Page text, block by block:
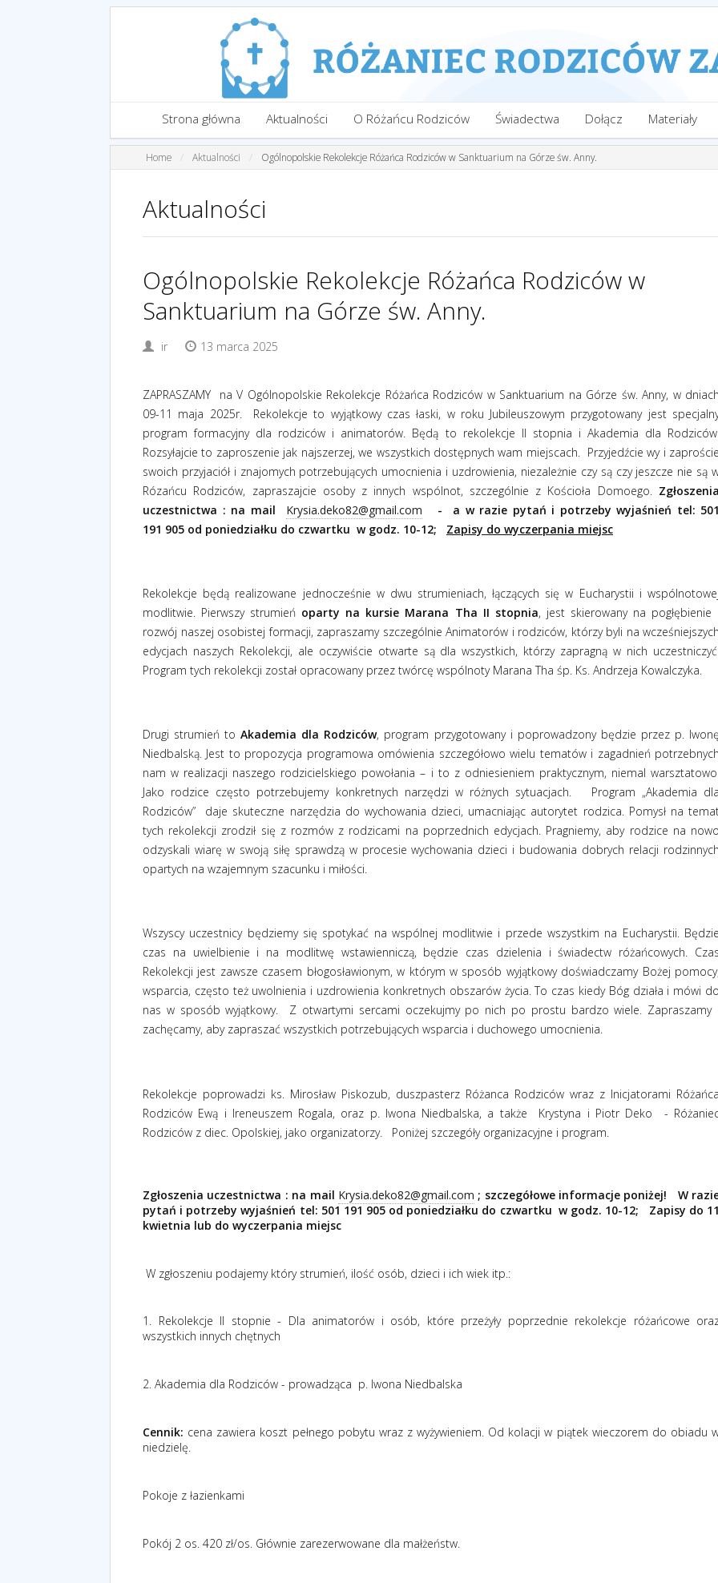
Strona główna Aktualności O Różańcu Rodziców Świadectwa Dołącz Materiały
Home Aktualności Ogólnopolskie Rekolekcje Różańca Rodziców w Sanktuarium na Górze św. Anny.
Aktualności
Ogólnopolskie Rekolekcje Różańca Rodziców w
Sanktuarium na Górze św. Anny.
ir 13 marca 2025
ZAPRASZAMY
na V Ogólnopolskie Rekolekcje Różańca Rodziców w Sanktuarium na Górze św. Anny, w
09-11 maja 2025r.
Rekolekcje to wyjątkowy czas łaski, w roku Jubileuszowym przygotowany jest
program formacyjny dla rodziców i animatorów. Będą to rekolekcje II stopnia i Akademia dla
Rozsyłajcie to zaproszenie jak najszerzej, we wszystkich dostępnych wam miejscach. Przyjedźcie wy i
swoich przyjaciół i znajomych potrzebujących umocnienia i uzdrowienia, niezależnie czy są czy jeszcze nie są
Rózańcu Rodziców, zapraszajcie osoby z innych wspólnot, szczególnie z Kościoła Domoego.
uczestnictwa : na mail Krysia.deko82@gmail.com - a wrazie pytań i potrzeby wyjaśnień tel:
191 905 od poniedziałku do czwartku w godz. 10-12; Zapisy do wyczerpania miejsc
Rekolekcje będą realizowane jednocześnie w dwu strumieniach, łączących się w Eucharystii i
modlitwie. Pierwszy strumień oparty na kursie Marana Tha II stopnia, jest skierowany na pogłębienie
rozwój naszej osobistej formacji, zapraszamy szczególnie Animatorów i rodziców, którzy byli na
edycjach naszych Rekolekcji, ale oczywiście otwarte są dla wszystkich, którzy zapragną w nich
Program tych rekolekcji został opracowany przez twórcę wspólnoty Marana Tha śp. Ks. Andrzeja Kowalczyka.
Drugi strumień toAkademia dla Rodziców, program przygotowany i poprowadzony będzie przez p.
Niedbalską. Jest to propozycja programowa omówienia szczegółowo wielu tematów i zagadnień
nam w realizacji naszego rodzicielskiego powołania – i to z odniesieniem praktycznym, niemal
Jako rodzice często potrzebujemy konkretnych narzędzi w różnych sytuacjach.
Program „Akademia
Rodziców”
daje skuteczne narzędzia do wychowania dzieci, umacniając autorytet rodzica. Pomysł na
tych rekolekcji zrodził się z rozmów z rodzicami na poprzednich edycjach. Pragniemy, aby rodzice na
odzyskali wiarę w swoją siłę sprawdzą w procesie wychowania dzieci i budowania dobrych relacji
opartych na wzajemnym szacunku i miłości.
Wszyscy uczestnicy będziemy się spotykać na wspólnej modlitwie i przede wszystkim na Eucharystii.
czas na uwielbienie i na modlitwę wstawienniczą, będzie czas dzielenia i świadectw różańcowych.
Rekolekcji jest zawsze czasem błogosławionym, w którym w sposób wyjątkowy doświadczamy Bożej
wsparcia, często też uwolnienia i uzdrowienia konkretnych obszarów życia. To czas kiedy Bóg działa i mówi
nas w sposób wyjątkowy.
Z otwartymi sercami oczekujmy po nich po prostu bardzo wiele. Zapraszamy
zachęcamy, aby zapraszać wszystkich potrzebujących wsparcia i duchowego umocnienia.
Rekolekcje poprowadzi ks. Mirosław Piskozub, duszpasterz Różanca Rodziców wraz z Inicjatorami
Rodziców Ewą i Ireneuszem Rogala, oraz p. Iwona Niedbalska, a także
Krystyna i Piotr Deko
-
Rodziców z diec. Opolskiej, jako organizatorzy.
Poniżej szczegóły organizacyjne i program.
Zgłoszenia uczestnictwa : na mail Krysia.deko82@gmail.com ; szczegółowe informacje poniżej!
W
pytań i potrzeby wyjaśnień tel: 501 191 905 od poniedziałku do czwartku w godz. 10-12;
Zapisy do
kwietnia lub do wyczerpania miejsc
W zgłoszeniu podajemy który strumień, ilość osób, dzieci i ich wiek itp.:
1. Rekolekcje II stopnie - Dla animatorów i osób, które przeżyły poprzednie rekolekcje różańcowe
wszystkich innych chętnych
2. Akademia dla Rodziców - prowadząca p. Iwona Niedbalska
Cennik: cena zawiera koszt pełnego pobytu wraz z wyżywieniem. Od kolacji w piątek wieczorem do obiadu
niedzielę.
Pokoje z łazienkami
Pokój 2 os. 420 zł/os. Głównie zarezerwowane dla małżeństw.